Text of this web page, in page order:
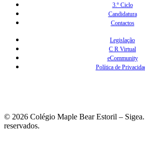
3.º Ciclo
Candidatura
Contactos
Legislação
C R Virtual
eCommunity
Política de
© 2026 Colégio Maple Bear Estoril –
reservados.